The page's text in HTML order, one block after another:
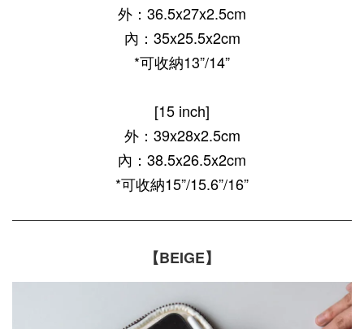
外：36.5x27x2.5cm
內：35x25.5x2cm
*可收納13”/14”
[15 inch]
外：39x28x2.5cm
內：38.5x26.5x2cm
*可收納15”/15.6”/16”
【BEIGE】